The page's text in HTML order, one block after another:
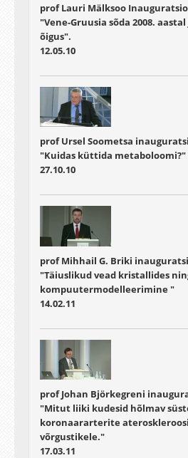
prof Lauri Mälksoo
"Vene-Gruusia sõda 2008.
õigus".
12.05.10
prof Ursel Soometsa
"Kuidas küttida metaboloomi?"
27.10.10
prof Mihhail G. Briki
"Täiuslikud vead kristallides
kompuutermodelleerimine "
14.02.11
prof Johan Björkegreni
"Mitut liiki kudesid hõlmav
koronaararterite
võrgustikele."
17.03.11